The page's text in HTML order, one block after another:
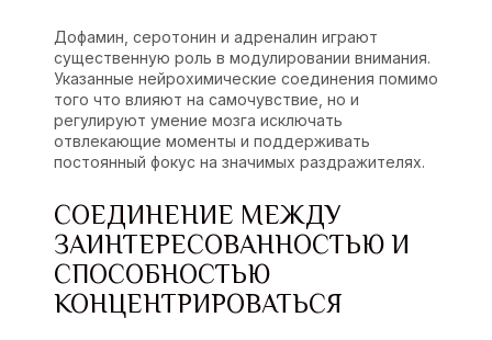
Дофамин, серотонин и адреналин играют
существенную роль в модулировании внимания.
Указанные нейрохимические соединения помимо
того что влияют на самочувствие, но и
регулируют умение мозга исключать
отвлекающие моменты и поддерживать
постоянный фокус на значимых раздражителях.
СОЕДИНЕНИЕ МЕЖДУ
ЗАИНТЕРЕСОВАННОСТЬЮ И
СПОСОБНОСТЬЮ
КОНЦЕНТРИРОВАТЬСЯ